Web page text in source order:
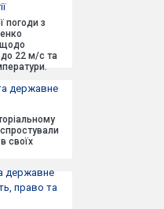
погоди з
до 22 м/с та
державне
своїх
державне
право та